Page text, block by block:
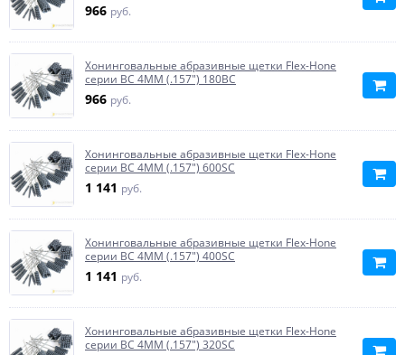
966 руб.
Хонинговальные абразивные щетки Flex-Hone
серии BC 4MM (.157") 180BC
966 руб.
Хонинговальные абразивные щетки Flex-Hone
серии BC 4MM (.157") 600SC
1 141 руб.
Хонинговальные абразивные щетки Flex-Hone
серии BC 4MM (.157") 400SC
1 141 руб.
Хонинговальные абразивные щетки Flex-Hone
серии BC 4MM (.157") 320SC